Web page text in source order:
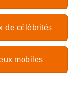
de célébrités
mobiles